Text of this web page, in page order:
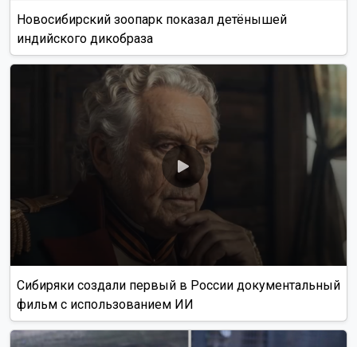
Новосибирский зоопарк показал детёнышей
индийского дикобраза
Сибиряки создали первый в России документальный
фильм с использованием ИИ